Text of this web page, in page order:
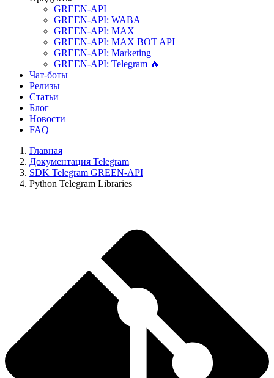
GREEN-API
GREEN-API: WABA
GREEN-API: MAX
GREEN-API: MAX BOT API
GREEN-API: Marketing
GREEN-API: Telegram 🔥
Чат-боты
Релизы
Статьи
Блог
Новости
FAQ
Главная
Документация Telegram
SDK Telegram GREEN-API
Python Telegram Libraries